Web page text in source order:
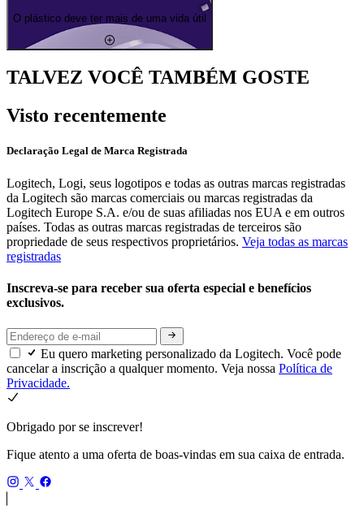
O plástico deve ter mais de uma vida útil
TALVEZ VOCÊ TAMBÉM GOSTE
Visto recentemente
Declaração Legal de Marca Registrada
Logitech, Logi, seus logotipos e todas as outras marcas registradas
da Logitech são marcas comerciais ou marcas registradas da
Logitech Europe S.A. e/ou de suas afiliadas nos EUA e em outros
países. Todas as outras marcas registradas de terceiros são
propriedade de seus respectivos proprietários. Veja todas as marcas
registradas
Inscreva-se para receber sua oferta especial e benefícios
exclusivos.
Eu quero marketing personalizado da Logitech. Você pode
cancelar a inscrição a qualquer momento. Veja nossa Política de
Privacidade.
Obrigado por se inscrever!
Fique atento a uma oferta de boas-vindas em sua caixa de entrada.